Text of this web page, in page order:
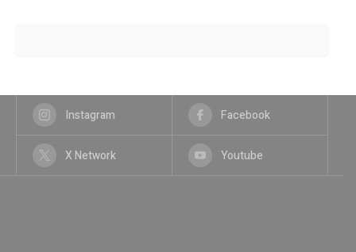
Instagram Facebook
X Network Youtube